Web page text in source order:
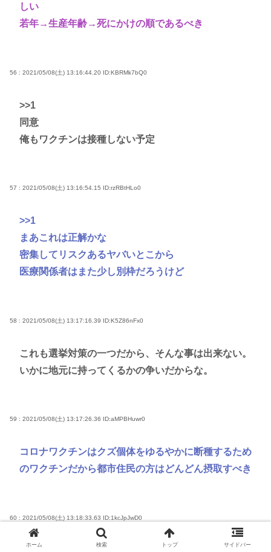
しい
若年→生産年齢→死にかけの順であるべき
56 : 2021/05/08(土) 13:16:44.20 ID:KBRMk7bQ0
>>1
同意
俺もワクチンは接種しない予定
57 : 2021/05/08(土) 13:16:54.15 ID:rzRBtHLo0
>>1
まあこれは正解かな
密集してリスクあるヤバいとこから
医療関係者はまた少し別枠だろうけど
58 : 2021/05/08(土) 13:17:16.39 ID:K5Z86nFx0
これも選挙対策の一つだから、そんな事は出来ない。
いかに地元に持ってくるかの争いだからな。
59 : 2021/05/08(土) 13:17:26.36 ID:aMPBHuwr0
コロナワクチンはクズ個体をゆるやかに断種するため
のワクチンだから都市住民の方はどんどん摂取すべき
60 : 2021/05/08(土) 13:18:33.63 ID:1kcJpJwD0
ホーム 検索 トップ サイドバー